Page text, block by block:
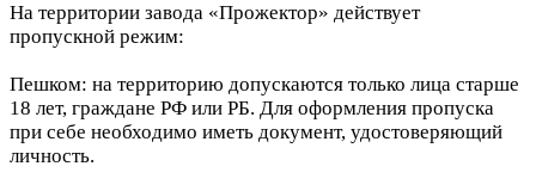
На территории завода «Прожектор» действует
пропускной режим:
Пешком: на территорию допускаются только лица старше
18 лет, граждане РФ или РБ. Для оформления пропуска
при себе необходимо иметь документ, удостоверяющий
личность.